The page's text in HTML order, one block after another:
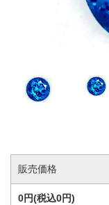
販売価格
0円(税込0円)